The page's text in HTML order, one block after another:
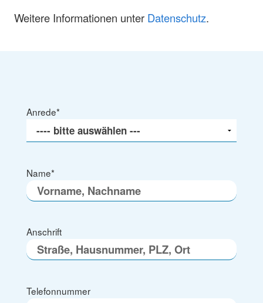
Weitere Informationen unter Datenschutz.
Anrede*
Name*
Anschrift
Telefonnummer